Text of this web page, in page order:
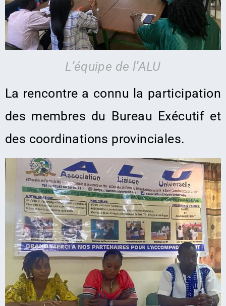
L’équipe de l’ALU
La rencontre a connu la participation
des membres du Bureau Exécutif et
des coordinations provinciales.